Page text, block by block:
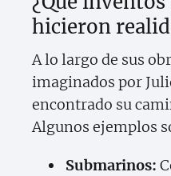
hicieron
A lo largo de sus
imaginados por
encontrado su
Algunos ejemplos
Submarinos: